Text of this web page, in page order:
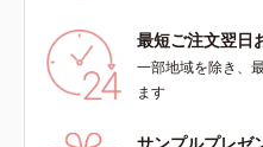
最短ご注文翌日
一部地域を除き、
ます